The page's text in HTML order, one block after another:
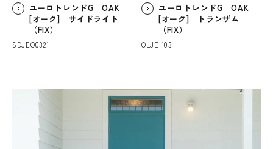
ユーロトレンドG OAK
[オーク] サイドライト
（FIX）
SDJEO0321
ユーロトレンドG OAK
[オーク] トランザム
（FIX）
OLJE 103